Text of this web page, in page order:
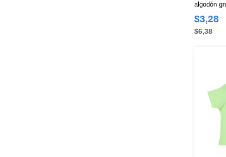
algodón
$3,28
$6,38